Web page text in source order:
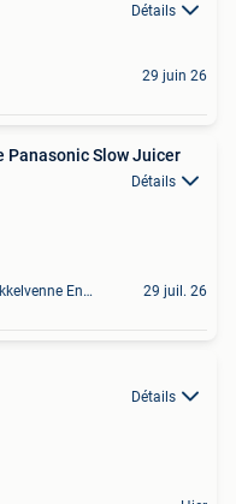
Détails
29 juin 26
Panasonic Slow Juicer
Détails
Zingem+Deel Dikkelvenne En Nederzwalm-Hermelgem 29 juil. 26
Détails